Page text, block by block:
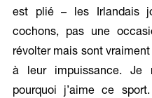
est plié – les Irlandais
cochons, pas une
révolter mais sont
à leur impuissance. Je
pourquoi j’aime ce